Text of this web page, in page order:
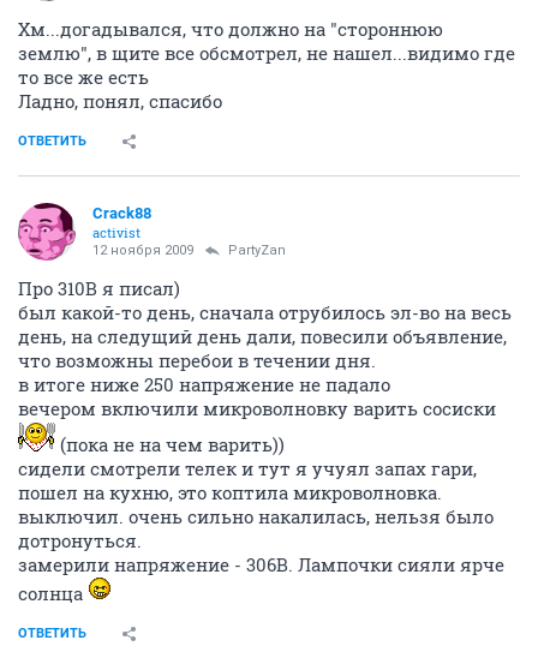
Хм...догадывался, что должно на "стороннюю
землю", в щите все обсмотрел, не нашел...видимо где
то все же есть
Ладно, понял, спасибо
ОТВЕТИТЬ
Crack88
activist
12 ноября 2009 PartyZan
Про 310В я писал)
был какой-то день, сначала отрубилось эл-во на весь
день, на следущий день дали, повесили объявление,
что возможны перебои в течении дня.
в итоге ниже 250 напряжение не падало
вечером включили микроволновку варить сосиски
(пока не на чем варить))
сидели смотрели телек и тут я учуял запах гари,
пошел на кухню, это коптила микроволновка.
выключил. очень сильно накалилась, нельзя было
дотронуться.
замерили напряжение - 306В. Лампочки сияли ярче
солнца
ОТВЕТИТЬ